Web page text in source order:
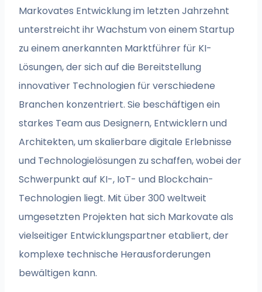
Markovates Entwicklung im letzten Jahrzehnt
unterstreicht ihr Wachstum von einem Startup
zu einem anerkannten Marktführer für KI-
Lösungen, der sich auf die Bereitstellung
innovativer Technologien für verschiedene
Branchen konzentriert. Sie beschäftigen ein
starkes Team aus Designern, Entwicklern und
Architekten, um skalierbare digitale Erlebnisse
und Technologielösungen zu schaffen, wobei der
Schwerpunkt auf KI-, IoT- und Blockchain-
Technologien liegt. Mit über 300 weltweit
umgesetzten Projekten hat sich Markovate als
vielseitiger Entwicklungspartner etabliert, der
komplexe technische Herausforderungen
bewältigen kann.